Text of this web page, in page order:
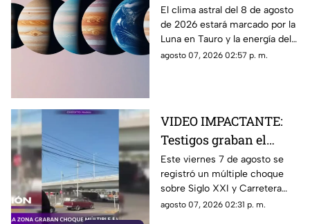
los principales
movimientos
planetarios y el
horóscopo de cada
El clima astral del 8 de agosto
de 2026 estará marcado por la
Luna en Tauro y la energía del
Sol en Leo. Conoce los
agosto 07, 2026 02:57 p. m.
VIDEO IMPACTANTE:
Testigos graban el
momento exacto en que
tráiler impacta varios
autos en
Aguascalientes
Este viernes 7 de agosto se
registró un múltiple choque
sobre Siglo XXI y Carretera
Federal 70 Oriente
agosto 07, 2026 02:31 p. m.